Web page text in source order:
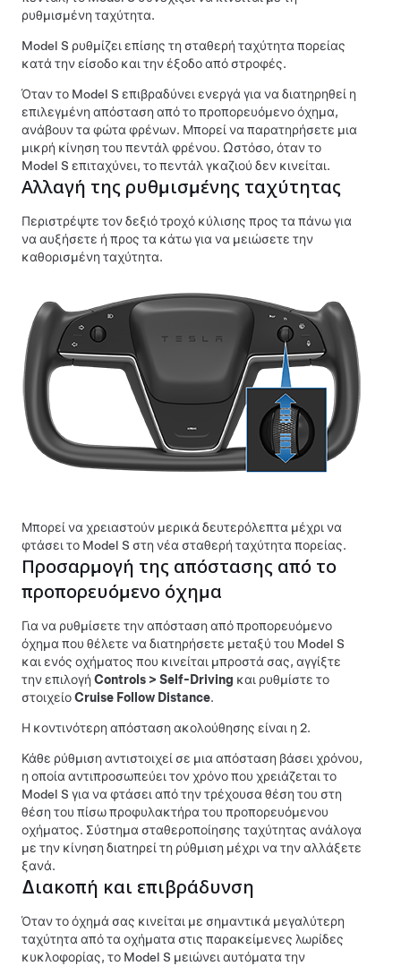
ρυθμισμένη ταχύτητα.
Model S ρυθμίζει επίσης τη σταθερή ταχύτητα πορείας
κατά την είσοδο και την έξοδο από στροφές.
Όταν το Model S επιβραδύνει ενεργά για να διατηρηθεί η
επιλεγμένη απόσταση από το προπορευόμενο όχημα,
ανάβουν τα φώτα φρένων. Μπορεί να παρατηρήσετε μια
μικρή κίνηση του πεντάλ φρένου. Ωστόσο, όταν το
Model S επιταχύνει, το πεντάλ γκαζιού δεν κινείται.
Αλλαγή της ρυθμισμένης ταχύτητας
Περιστρέψτε τον δεξιό τροχό κύλισης προς τα πάνω για
να αυξήσετε ή προς τα κάτω για να μειώσετε την
καθορισμένη ταχύτητα.
Μπορεί να χρειαστούν μερικά δευτερόλεπτα μέχρι να
φτάσει το Model S στη νέα σταθερή ταχύτητα πορείας.
Προσαρμογή της απόστασης από το
προπορευόμενο όχημα
Για να ρυθμίσετε την απόσταση από προπορευόμενο
όχημα που θέλετε να διατηρήσετε μεταξύ του Model S
και ενός οχήματος που κινείται μπροστά σας, αγγίξτε
την επιλογή Controls > Self-Driving και ρυθμίστε το
στοιχείοCruise Follow Distance.
Η κοντινότερη απόσταση ακολούθησης είναι η 2.
Κάθε ρύθμιση αντιστοιχεί σε μια απόσταση βάσει χρόνου,
η οποία αντιπροσωπεύει τον χρόνο που χρειάζεται το
Model S για να φτάσει από την τρέχουσα θέση του στη
θέση του πίσω προφυλακτήρα του προπορευόμενου
οχήματος. Σύστημα σταθεροποίησης ταχύτητας ανάλογα
με την κίνηση διατηρεί τη ρύθμιση μέχρι να την αλλάξετε
ξανά.
Διακοπή και επιβράδυνση
Όταν το όχημά σας κινείται με σημαντικά μεγαλύτερη
ταχύτητα από τα οχήματα στις παρακείμενες λωρίδες
κυκλοφορίας, το Model S μειώνει αυτόματα την